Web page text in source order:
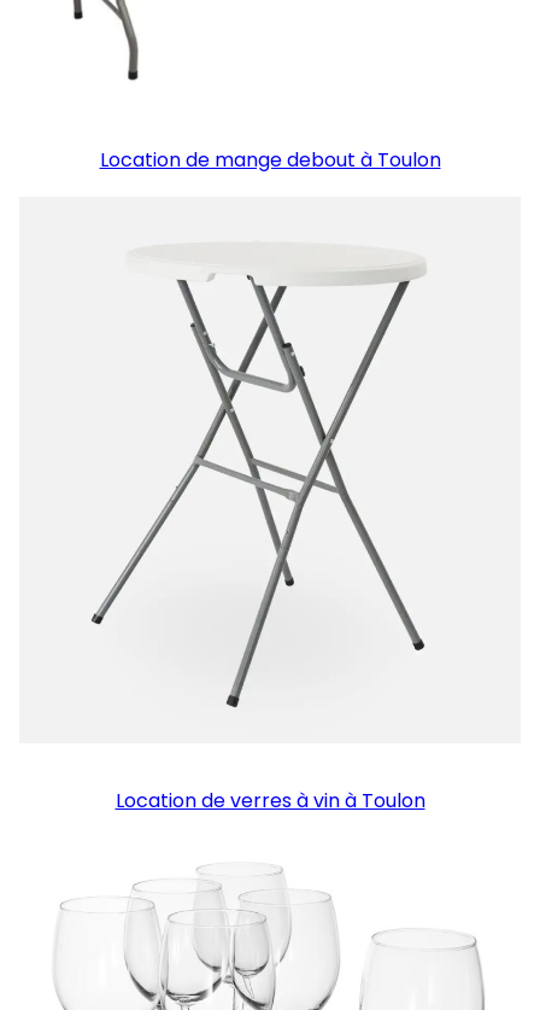
Location de mange debout à Toulon
Location de verres à vin à Toulon